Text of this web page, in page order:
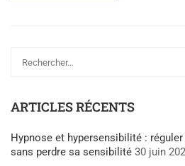
ARTICLES RÉCENTS
Hypnose et hypersensibilité :
sans perdre sa sensibilité 30 juin